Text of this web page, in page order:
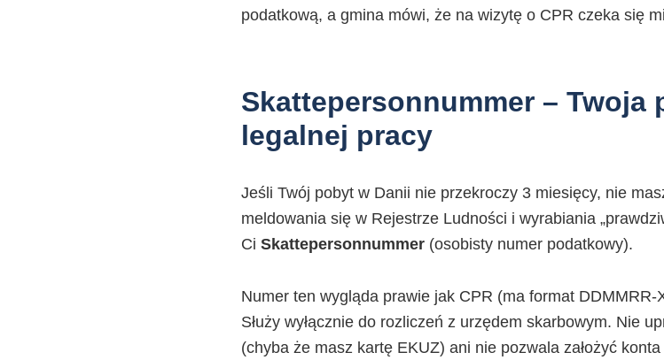
podatkową, a gmina mówi, że na wizytę o CPR czeka się
Skattepersonnummer – Twoja
legalnej pracy
Jeśli Twój pobyt w Danii nie przekroczy 3 miesięcy, nie
meldowania się w Rejestrze Ludności i wyrabiania
Ci Skattepersonnummer (osobisty numer podatkowy).
Numer ten wygląda prawie jak CPR (ma format DDMMRR-
Służy wyłącznie do rozliczeń z urzędem skarbowym. Nie
(chyba że masz kartę EKUZ) ani nie pozwala założyć